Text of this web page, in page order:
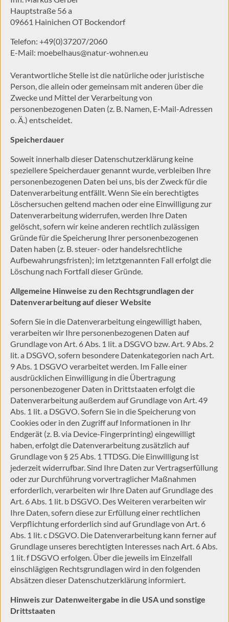
Hauptstraße 56 a
09661 Hainichen OT Bockendorf
Telefon: +49(0)37207/2060
E-Mail: moebelhaus@natur-wohnen.eu
Verantwortliche Stelle ist die natürliche oder juristische
Person, die allein oder gemeinsam mit anderen über die
Zwecke und Mittel der Verarbeitung von
personenbezogenen Daten (z. B. Namen, E-Mail-Adressen
o. Ä.) entscheidet.
Speicherdauer
Soweit innerhalb dieser Datenschutzerklärung keine
speziellere Speicherdauer genannt wurde, verbleiben Ihre
personenbezogenen Daten bei uns, bis der Zweck für die
Datenverarbeitung entfällt. Wenn Sie ein berechtigtes
Löschersuchen geltend machen oder eine Einwilligung zur
Datenverarbeitung widerrufen, werden Ihre Daten
gelöscht, sofern wir keine anderen rechtlich zulässigen
Gründe für die Speicherung Ihrer personenbezogenen
Daten haben (z. B. steuer- oder handelsrechtliche
Aufbewahrungsfristen); im letztgenannten Fall erfolgt die
Löschung nach Fortfall dieser Gründe.
Allgemeine Hinweise zu den Rechtsgrundlagen der
Datenverarbeitung auf dieser Website
Sofern Sie in die Datenverarbeitung eingewilligt haben,
verarbeiten wir Ihre personenbezogenen Daten auf
Grundlage von Art. 6 Abs. 1 lit. a DSGVO bzw. Art. 9 Abs. 2
lit. a DSGVO, sofern besondere Datenkategorien nach Art.
9 Abs. 1 DSGVO verarbeitet werden. Im Falle einer
ausdrücklichen Einwilligung in die Übertragung
personenbezogener Daten in Drittstaaten erfolgt die
Datenverarbeitung außerdem auf Grundlage von Art. 49
Abs. 1 lit. a DSGVO. Sofern Sie in die Speicherung von
Cookies oder in den Zugriff auf Informationen in Ihr
Endgerät (z. B. via Device-Fingerprinting) eingewilligt
haben, erfolgt die Datenverarbeitung zusätzlich auf
Grundlage von § 25 Abs. 1 TTDSG. Die Einwilligung ist
jederzeit widerrufbar. Sind Ihre Daten zur Vertragserfüllung
oder zur Durchführung vorvertraglicher Maßnahmen
erforderlich, verarbeiten wir Ihre Daten auf Grundlage des
Art. 6 Abs. 1 lit. b DSGVO. Des Weiteren verarbeiten wir
Ihre Daten, sofern diese zur Erfüllung einer rechtlichen
Verpflichtung erforderlich sind auf Grundlage von Art. 6
Abs. 1 lit. c DSGVO. Die Datenverarbeitung kann ferner auf
Grundlage unseres berechtigten Interesses nach Art. 6 Abs.
1 lit. f DSGVO erfolgen. Über die jeweils im Einzelfall
einschlägigen Rechtsgrundlagen wird in den folgenden
Absätzen dieser Datenschutzerklärung informiert.
Hinweis zur Datenweitergabe in die USA und sonstige
Drittstaaten